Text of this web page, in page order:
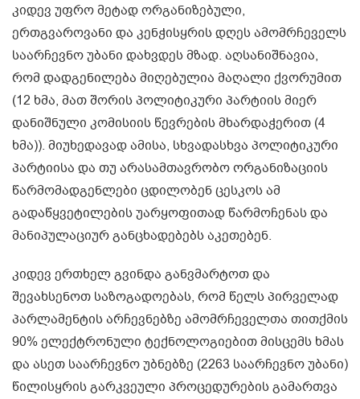
კიდევ უფრო მეტად ორგანიზებული,
ერთგვაროვანი და კენჭისყრის დღეს ამომრჩეველს
საარჩევნო უბანი დახვდეს მზად. აღსანიშნავია,
რომ დადგენილება მიღებულია მაღალი ქვორუმით
(12 ხმა, მათ შორის პოლიტიკური პარტიის მიერ
დანიშნული კომისიის წევრების მხარდაჭერით (4
ხმა)). მიუხედავად ამისა, სხვადასხვა პოლიტიკური
პარტიისა და თუ არასამთავრობო ორგანიზაციის
წარმომადგენლები ცდილობენ ცესკოს ამ
გადაწყვეტილების უარყოფითად წარმოჩენას და
მანიპულაციურ განცხადებებს აკეთებენ.
კიდევ ერთხელ გვინდა განვმარტოთ და
შევახსენოთ საზოგადოებას, რომ წელს პირველად
პარლამენტის არჩევნებზე ამომრჩეველთა თითქმის
90% ელექტრონული ტექნოლოგიებით მისცემს ხმას
და ასეთ საარჩევნო უბნებზე (2263 საარჩევნო უბანი)
წილისყრის გარკვეული პროცედურების გამართვა